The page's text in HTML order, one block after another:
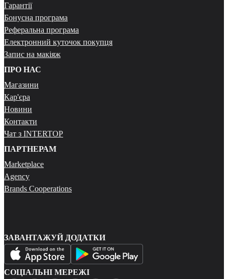
Гарантії
Бонусна програма
Реферальна програма
Електронний куточок покупця
Запис на макіяж
ПРО НАС
Магазини
Кар'єра
Новини
Контакти
Чат з INTERTOP
ПАРТНЕРАМ
Marketplace
Agency
Brands Cooperations
ЗАВАНТАЖУЙ ДОДАТКИ
СОЦІАЛЬНІ МЕРЕЖІ